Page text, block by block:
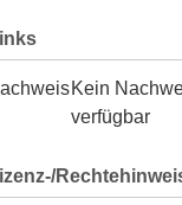
Kein
verfügbar